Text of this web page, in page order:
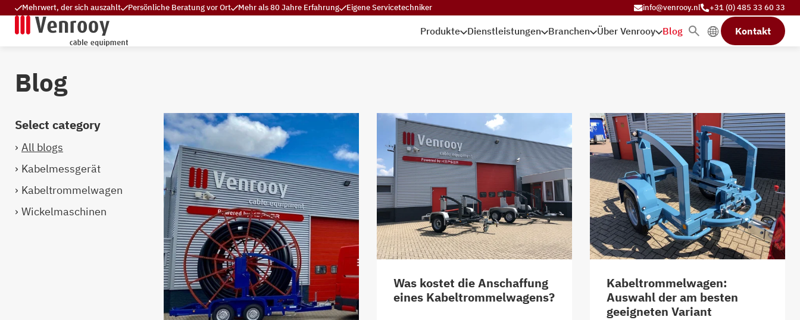
Mehrwert, der sich auszahlt Persönliche Beratung vor Ort Mehr als 80 Jahre Erfahrung Eigene Servicetechniker info@venrooy.nl +31 (0) 485 33 60 33
Produkte Dienstleistungen Branchen Über Venrooy Blog Kontakt
Blog
Select category
All blogs
Kabelmessgerät
Kabeltrommelwagen
Wickelmaschinen
Was kostet die Anschaffung
eines Kabeltrommelwagens?
Kabeltrommelwagen:
Auswahl der am besten
geeigneten Variant